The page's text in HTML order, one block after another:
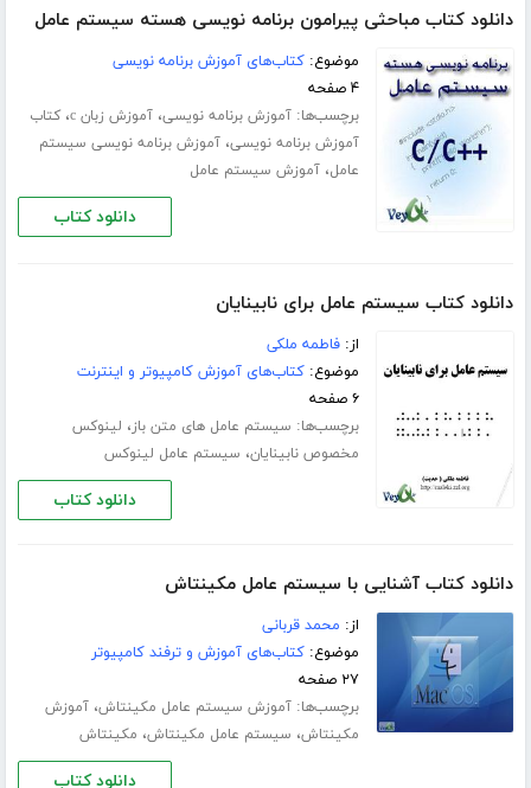
دانلود کتاب مباحثی پیرامون برنامه نویسی هسته سیستم عامل
موضوع:کتاب‌های آموزش برنامه نویسی
۴ صفحه
برچسب‌ها:آموزش برنامه نویسی،آموزش زبان c ،کتاب
آموزش برنامه نویسی،آموزش برنامه نویسی سیستم
عامل،آموزش سیستم عامل
دانلود کتاب
دانلود کتاب سیستم عامل برای نابینایان
از:فاطمه ملکی
موضوع:کتاب‌های آموزش کامپیوتر و اینترنت
۶ صفحه
برچسب‌ها: سیستم عامل های متن باز، لینوکس
مخصوص نابینایان، سیستم عامل لینوکس
دانلود کتاب
دانلود کتاب آشنایی با سیستم عامل مکینتاش
از: محمد قربانی
موضوع:کتاب‌های آموزش و ترفند کامپیوتر
۲۷ صفحه
برچسب‌ها:آموزش سیستم عامل مکینتاش،آموزش
مکینتاش، سیستم عامل مکینتاش، مکینتاش
دانلود کتاب